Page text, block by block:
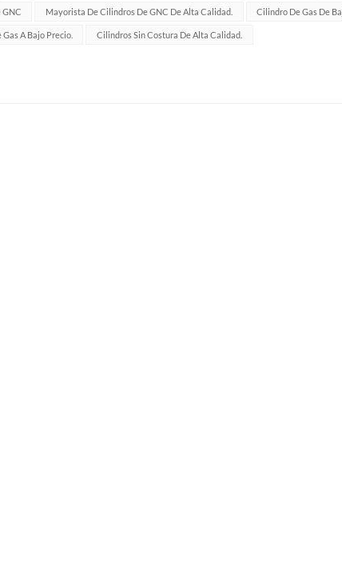
Mayorista De Cilindros De GNC De Alta Calidad. Cilindro De Gas De
A Bajo Precio. Cilindros Sin Costura De Alta Calidad.